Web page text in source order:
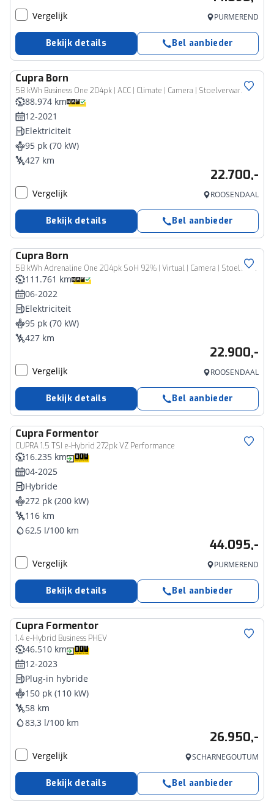
Vergelijk PURMEREND
Bekijk details Bel aanbieder
Cupra Born
58 kWh Business One 204pk | ACC | Climate | Camera | Stoelverwarming | Virtual | LED
88.974 km
12-2021
Elektriciteit
95 pk (70 kW)
427 km
22.700,-
Vergelijk ROOSENDAAL
Bekijk details Bel aanbieder
Cupra Born
58 kWh Adrenaline One 204pk SoH 92% | Virtual | Camera | Stoelverwarming | LED | Carplay | Navi | Keyless |
111.761 km
06-2022
Elektriciteit
95 pk (70 kW)
427 km
22.900,-
Vergelijk ROOSENDAAL
Bekijk details Bel aanbieder
Cupra Formentor
CUPRA 1.5 TSI e-Hybrid 272pk VZ Performance
16.235 km
04-2025
Hybride
272 pk (200 kW)
116 km
62,5 l/100 km
44.095,-
Vergelijk PURMEREND
Bekijk details Bel aanbieder
Cupra Formentor
1.4 e-Hybrid Business PHEV
46.510 km
12-2023
Plug-in hybride
150 pk (110 kW)
58 km
83,3 l/100 km
26.950,-
Vergelijk SCHARNEGOUTUM
Bekijk details Bel aanbieder